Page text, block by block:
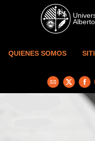
Skip to main content
QUIENES SOMOS